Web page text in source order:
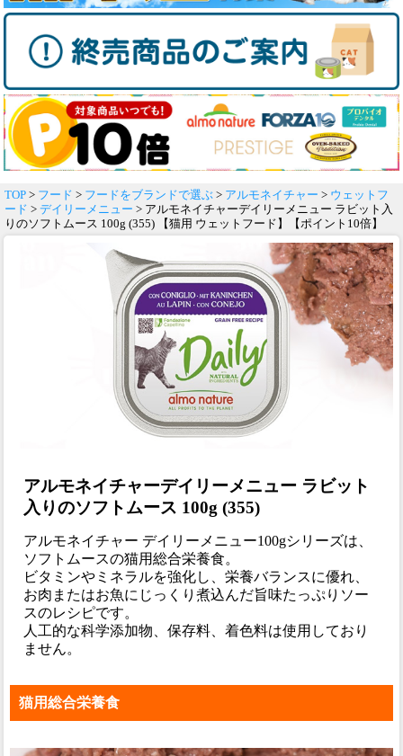
TOP > フード > フードをブランドで選ぶ > アルモネイチャー > ウェットフ
ード > デイリーメニュー > アルモネイチャーデイリーメニュー ラビット入
りのソフトムース 100g (355) 【猫用 ウェットフード】【ポイント10倍】
アルモネイチャーデイリーメニュー ラビット
入りのソフトムース 100g (355)
アルモネイチャー デイリーメニュー100gシリーズは、
ソフトムースの猫用総合栄養食。
ビタミンやミネラルを強化し、栄養バランスに優れ、
お肉またはお魚にじっくり煮込んだ旨味たっぷりソー
スのレシピです。
人工的な科学添加物、保存料、着色料は使用しており
ません。
猫用総合栄養食